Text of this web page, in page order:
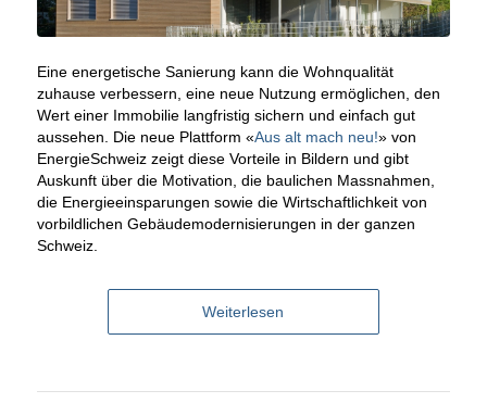
Eine energetische Sanierung kann die Wohnqualität
zuhause verbessern, eine neue Nutzung ermöglichen, den
Wert einer Immobilie langfristig sichern und einfach gut
aussehen. Die neue Plattform «Aus alt mach neu!» von
EnergieSchweiz zeigt diese Vorteile in Bildern und gibt
Auskunft über die Motivation, die baulichen Massnahmen,
die Energieeinsparungen sowie die Wirtschaftlichkeit von
vorbildlichen Gebäudemodernisierungen in der ganzen
Schweiz.
Weiterlesen